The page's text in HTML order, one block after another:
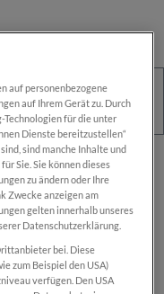
auf personenbezogene
auf Ihrem Gerät zu. Durch
Technologien für die unter
Dienste bereitzustellen“
sind manche Inhalte und
Sie. Sie können dieses
zu ändern oder Ihre
Zwecke anzeigen am
gelten innerhalb unseres
Datenschutzerklärung.
bei. Diese
zum Beispiel den USA)
verfügen. Den USA